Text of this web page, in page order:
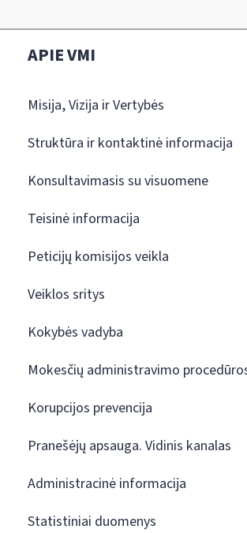
APIE VMI
Misija, Vizija ir Vertybės
Struktūra ir kontaktinė informacija
Konsultavimasis su visuomene
Teisinė informacija
Peticijų komisijos veikla
Veiklos sritys
Kokybės vadyba
Mokesčių administravimo
Korupcijos prevencija
Pranešėjų apsauga. Vidinis kanalas
Administracinė informacija
Statistiniai duomenys